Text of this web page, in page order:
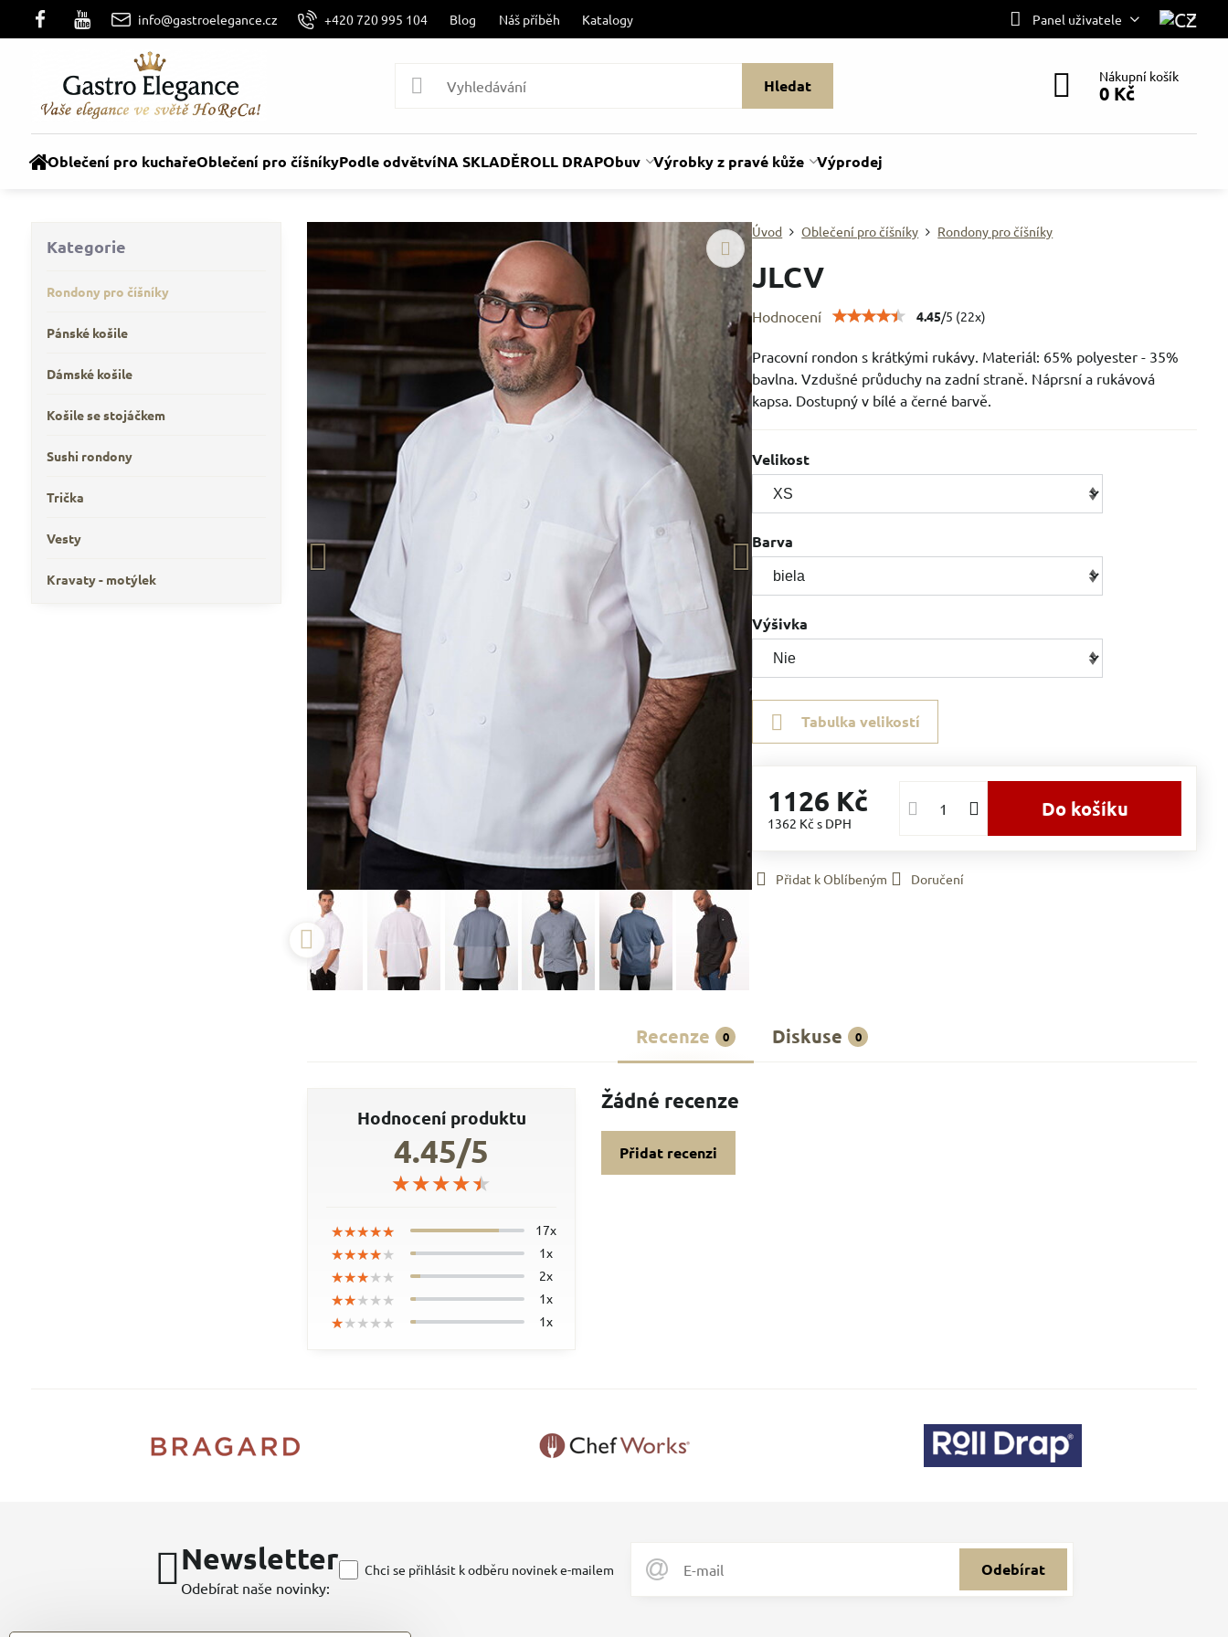
info@gastroelegance.cz +420 720 995 104 Blog Náš příběh Katalogy Panel uživatele
Hledat Nákupní košík
0 Kč
Oblečení pro kuchařeOblečení pro číšníkyPodle odvětvíNA SKLADĚROLL DRAPObuv Výrobky z pravé kůže Výprodej
Úvod Oblečení pro číšníky Rondony pro číšníky
JLCV
Hodnocení 4.45/5 (22x)
Pracovní rondon s krátkými rukávy. Materiál: 65% polyester - 35%
bavlna. Vzdušné průduchy na zadní straně. Náprsní a rukávová
kapsa. Dostupný v bílé a černé barvě.
Velikost
Barva
Výšivka
Tabulka velikostí
1126 Kč
1362 Kčs DPH
Do košíku
Přidat k Oblíbeným Doručení
Recenze 0 Diskuse 0
Hodnocení produktu
4.45/5
★★★★★
★★★★★
★★★★★
★★★★★
★★★★★
★★★★★ 17x
★★★★★
★★★★★
★★★★★ 1x
★★★★★
★★★★★
★★★★★ 2x
★★★★★
★★★★★
★★★★★ 1x
★★★★★
★★★★★
★★★★★ 1x
Žádné recenze
Přidat recenzi
Kategorie
Rondony pro číšníky
Pánské košile
Dámské košile
Košile se stojáčkem
Sushi rondony
Trička
Vesty
Kravaty - motýlek
Newsletter
Odebírat naše novinky:
Odebírat
Chci se přihlásit k odběru novinek e-mailem